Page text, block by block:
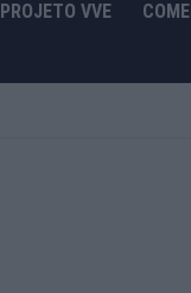
PROJETO VVE